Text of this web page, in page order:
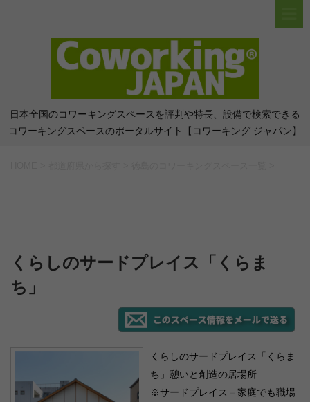
日本全国のコワーキングスペースを評判や特長、設備で検索できる
コワーキングスペースのポータルサイト【コワーキング ジャパン】
くらしのサードプレイス「くらま
ち」
くらしのサードプレイス「くらま
ち」憩いと創造の居場所
※サードプレイス＝家庭でも職場